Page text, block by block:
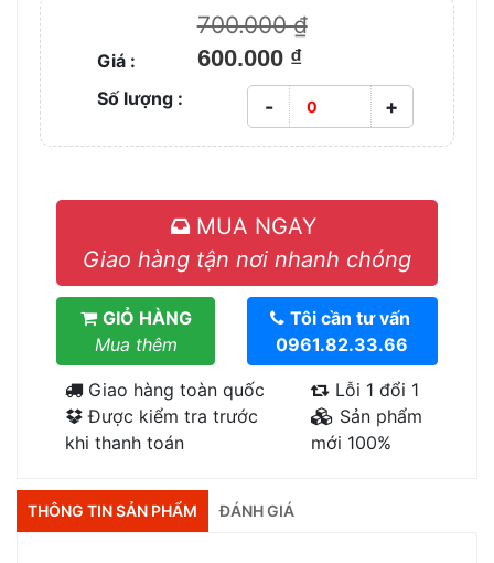
700.000 ₫
Giá : 600.000 ₫
Số lượng : - +
MUA NGAY
Giao hàng tận nơi nhanh chóng
GIỎ HÀNG
Mua thêm
Tôi cần tư vấn
0961.82.33.66
Giao hàng toàn quốc
Được kiểm tra trước
khi thanh toán
Lỗi 1 đổi 1
Sản phẩm
mới 100%
THÔNG TIN SẢN PHẨM ĐÁNH GIÁ